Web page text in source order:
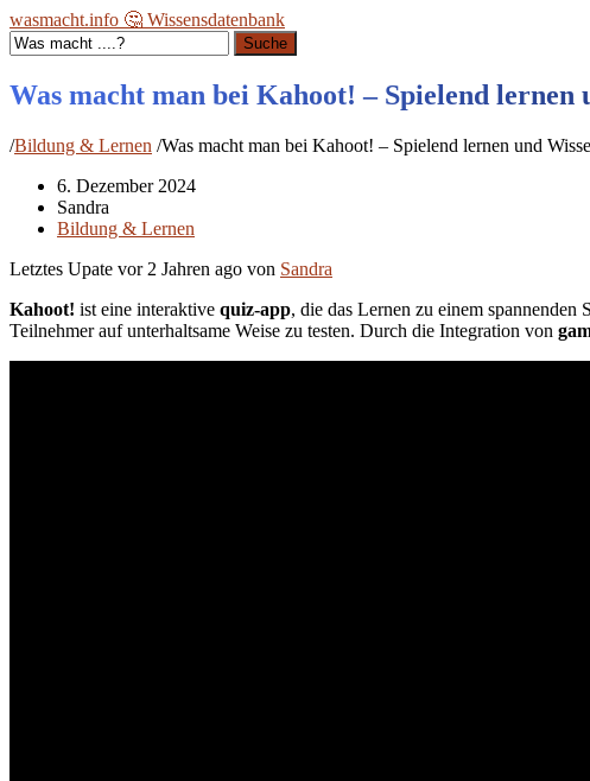
wasmacht.info 🤔 Wissensdatenbank
Suche
Was macht man bei Kahoot! – Spielend lernen
/Bildung & Lernen /Was macht man bei Kahoot! – Spielend lernen und
6. Dezember 2024
Sandra
Bildung & Lernen
Letztes Upate vor 2 Jahren ago von Sandra
Kahoot! ist eine interaktive quiz-app, die das Lernen zu einem
Teilnehmer auf unterhaltsame Weise zu testen. Durch die Integration von